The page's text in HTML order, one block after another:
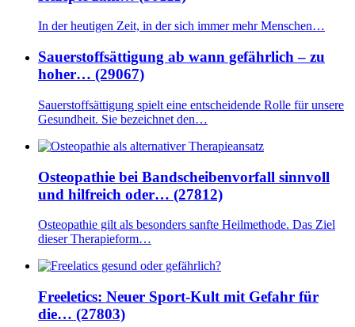
In der heutigen Zeit, in der sich immer mehr Menschen…
Sauerstoffsättigung ab wann gefährlich – zu
hoher… (29067)
Sauerstoffsättigung spielt eine entscheidende Rolle für unsere
Gesundheit. Sie bezeichnet den…
Osteopathie bei Bandscheibenvorfall sinnvoll
und hilfreich oder… (27812)
Osteopathie gilt als besonders sanfte Heilmethode. Das Ziel
dieser Therapieform…
Freeletics: Neuer Sport-Kult mit Gefahr für
die… (27803)